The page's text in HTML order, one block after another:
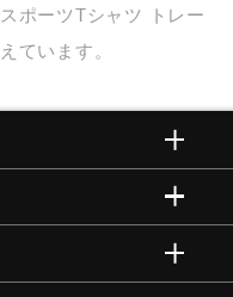
スポーツTシャツ
トレー
ています。